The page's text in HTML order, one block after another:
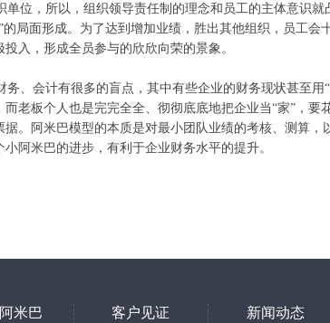
位，所以，组织领导责任制的理念和员工的主体意识就
局面形成。为了达到增加业绩，胜出其他组织，员工会
入，形成全员参与的欣欣向荣的景象。
、会计有很多的盲点，其中有些企业的财务现状甚至用
老板个人也是完完全全、彻彻底底地把企业当“家”，要
。阿米巴模型的本质是对最小团队业绩的考核、测算
阿米巴的进步，有利于企业财务水平的提升。
米巴 客户见证 新闻动态